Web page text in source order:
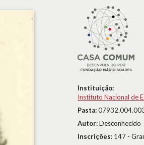
Instituição:
Instituto Nacional de
Pasta:
Autor:Desconhecido
Inscrições: 147 -